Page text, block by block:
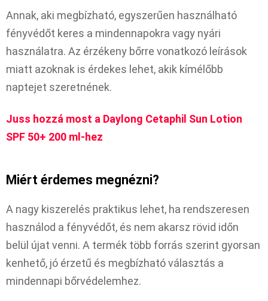
Annak, aki megbízható, egyszerűen használható
fényvédőt keres a mindennapokra vagy nyári
használatra. Az érzékeny bőrre vonatkozó leírások
miatt azoknak is érdekes lehet, akik kímélőbb
naptejet szeretnének.
Juss hozzá most a Daylong Cetaphil Sun Lotion
SPF 50+ 200 ml-hez
Miért érdemes megnézni?
A nagy kiszerelés praktikus lehet, ha rendszeresen
használod a fényvédőt, és nem akarsz rövid időn
belül újat venni. A termék több forrás szerint gyorsan
kenhető, jó érzetű és megbízható választás a
mindennapi bőrvédelemhez.